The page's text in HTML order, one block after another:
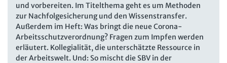
Datenschutz
AGB Impressum
Kontakt
Erklärung zur Barrierefreiheit
Widerruf
Verlag
Karriere Buchhandel
und vorbereiten. Im Titelthema geht es um Methoden
zur Nachfolgesicherung und den Wissenstransfer.
Außerdem im Heft: Was bringt die neue Corona-
Arbeitsschutzverordnung? Fragen zum Impfen werden
erläutert. Kollegialität, die unterschätzte Ressource in
der Arbeitswelt. Und: So mischt die SBV in der